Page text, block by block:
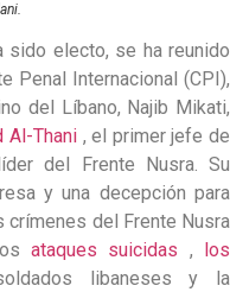
sido electo, se ha reunido
Penal Internacional (CPI),
del Líbano, Najib Mikati,
Al-Thani, el primer jefe de
del Frente Nusra. Su
y una decepción para
crímenes del Frente Nusra
ataques suicidas ,
los
libaneses y la